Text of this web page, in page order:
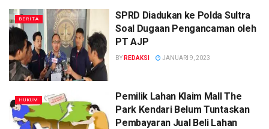
BERITA
SPRD Diadukan ke Polda Sultra
Soal Dugaan Pengancaman oleh
PT AJP
BY REDAKSI JANUARI 9, 2023
HUKUM
Pemilik Lahan Klaim Mall The
Park Kendari Belum Tuntaskan
Pembayaran Jual Beli Lahan